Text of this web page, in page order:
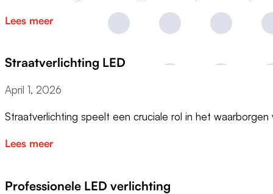
Lees meer
Straatverlichting LED
April 1, 2026
Straatverlichting speelt een cruciale rol in het
Lees meer
Professionele LED verlichting